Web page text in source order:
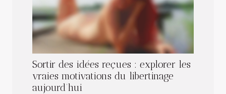
Sortir des idées reçues : explorer les
vraies motivations du libertinage
aujourd’hui